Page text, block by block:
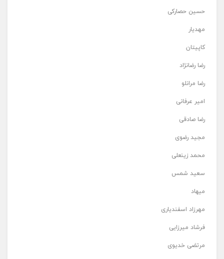
حسین حصارکی
مهدیار
کاپیتان
رضا رضانژاد
رضا مرانلو
امیر عرفانی
رضا صادقی
مجید رضوی
محمد زینعلی
سعید شمس
میهاد
مهرزاد اسفندیاری
فرشاد میرزایی
مرتضی خدیوی